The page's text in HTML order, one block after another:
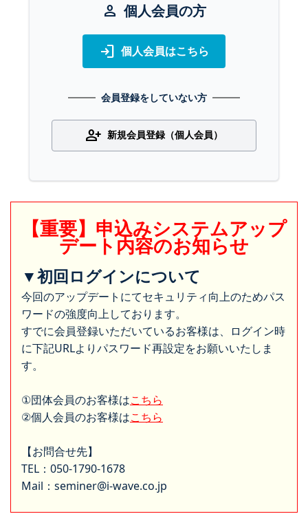
person 個人会員の方
login 個人会員はこちら
会員登録をしていない方
person_add 新規会員登録（個人会員）
【重要】申込みシステムアップ
デート内容のお知らせ
▼初回ログインについて
今回のアップデートにてセキュリティ向上のためパス
ワードの強度向上しております。
すでに会員登録いただいているお客様は、ログイン時
に下記URLよりパスワード再設定をお願いいたしま
す。
①団体会員のお客様はこちら
②個人会員のお客様はこちら
【お問合せ先】
TEL：050-1790-1678
Mail：seminer@i-wave.co.jp